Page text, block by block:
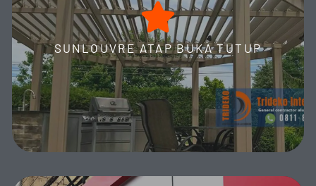
SUNLOUVRE ATAP BUKA TUTUP
Sunlouvre adalah solusi atap buka tutup inovatif yang
memberikan fleksibilitas pencahayaan dan ventilasi optimal
untuk teras, pergola, dan carport Anda.
KLIK SELANGKAPNYA